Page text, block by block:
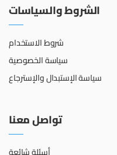
الشروط والسياسات
شروط الاستخدام
سياسة الخصوصية
سياسة الإستبدال والإسترجاع
تواصل معنا